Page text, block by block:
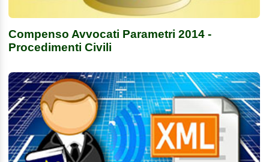
Compenso Avvocati Parametri 2014 -
Procedimenti Civili